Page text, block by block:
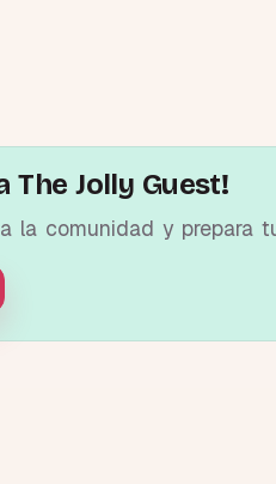
The Jolly Guest!
la comunidad y prepara